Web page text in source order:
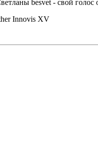
besvet - свой голос
Innovis XV